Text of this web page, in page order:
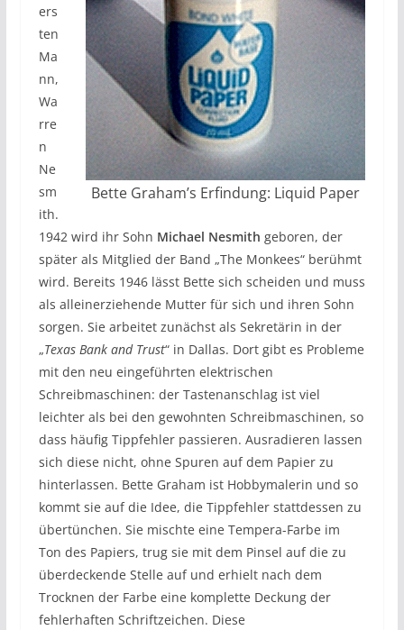
Bette Graham’s Erfindung: Liquid Paper
ers
ten
Ma
nn,
Wa
rre
n
Ne
sm
ith.
1942 wird ihr Sohn Michael Nesmith geboren, der
später als Mitglied der Band „The Monkees“ berühmt
wird. Bereits 1946 lässt Bette sich scheiden und muss
als alleinerziehende Mutter für sich und ihren Sohn
sorgen. Sie arbeitet zunächst als Sekretärin in der
„Texas Bank and Trust“ in Dallas. Dort gibt es Probleme
mit den neu eingeführten elektrischen
Schreibmaschinen: der Tastenanschlag ist viel
leichter als bei den gewohnten Schreibmaschinen, so
dass häufig Tippfehler passieren. Ausradieren lassen
sich diese nicht, ohne Spuren auf dem Papier zu
hinterlassen. Bette Graham ist Hobbymalerin und so
kommt sie auf die Idee, die Tippfehler stattdessen zu
übertünchen. Sie mischte eine Tempera-Farbe im
Ton des Papiers, trug sie mit dem Pinsel auf die zu
überdeckende Stelle auf und erhielt nach dem
Trocknen der Farbe eine komplette Deckung der
fehlerhaften Schriftzeichen. Diese